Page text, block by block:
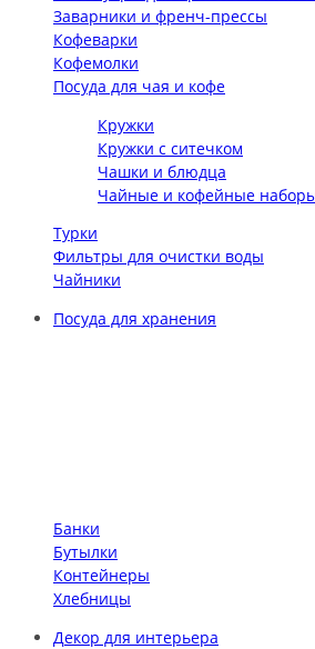
Заварники и френч-прессы
Кофеварки
Кофемолки
Посуда для чая и кофе
Кружки
Кружки с ситечком
Чашки и блюдца
Чайные и кофейные
Турки
Фильтры для очистки воды
Чайники
Посуда для хранения
Банки
Бутылки
Контейнеры
Хлебницы
Декор для интерьера